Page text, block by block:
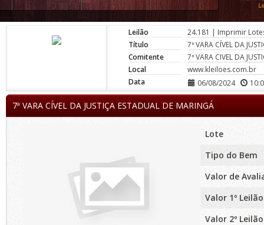
Leilão 24.181 | Imprimir
Título
7ª VARA CÍVEL DA
Comitente
7ª VARA CIVEL DA
Local
www.kleiloes.com.br
Data
06/08/2024
7ª VARA CÍVEL DA JUSTIÇA ESTADUAL DE MARINGÁ
Lote
Tipo do Bem
Valor de
Valor 1º Leilão
Valor 2º Leilão